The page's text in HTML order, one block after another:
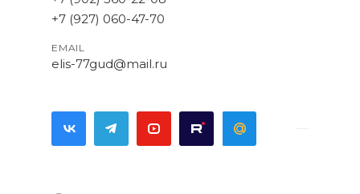
+7 (927) 060-47-70
EMAIL
elis-77gud@mail.ru